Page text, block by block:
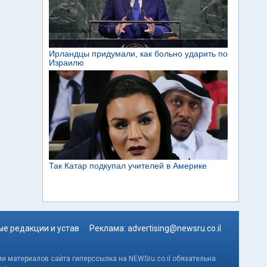
редакции и устав Реклама: advertising@newsru.co.il
сайта гиперссылка на NEWSru.co.il обязательна.